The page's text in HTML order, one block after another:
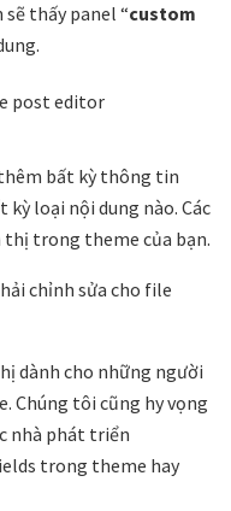
thấy panel “custom
bất kỳ thông tin
loại nội dung nào. Các
thị trong theme của bạn.
chỉnh sửa cho file
dành cho những người
Chúng tôi cũng hy vọng
nhà phát triển
trong theme hay